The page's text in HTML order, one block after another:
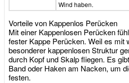
Wind haben.
Vorteile von Kappenlos Perücken
Mit einer Kappenlosen Perücken
fester Kappe Perücken. Weil es mit
besonderer kappenlosen Struktur
durch Kopf und Skalp fliegen. Es
Band oder Haken am Nacken, um
festen.